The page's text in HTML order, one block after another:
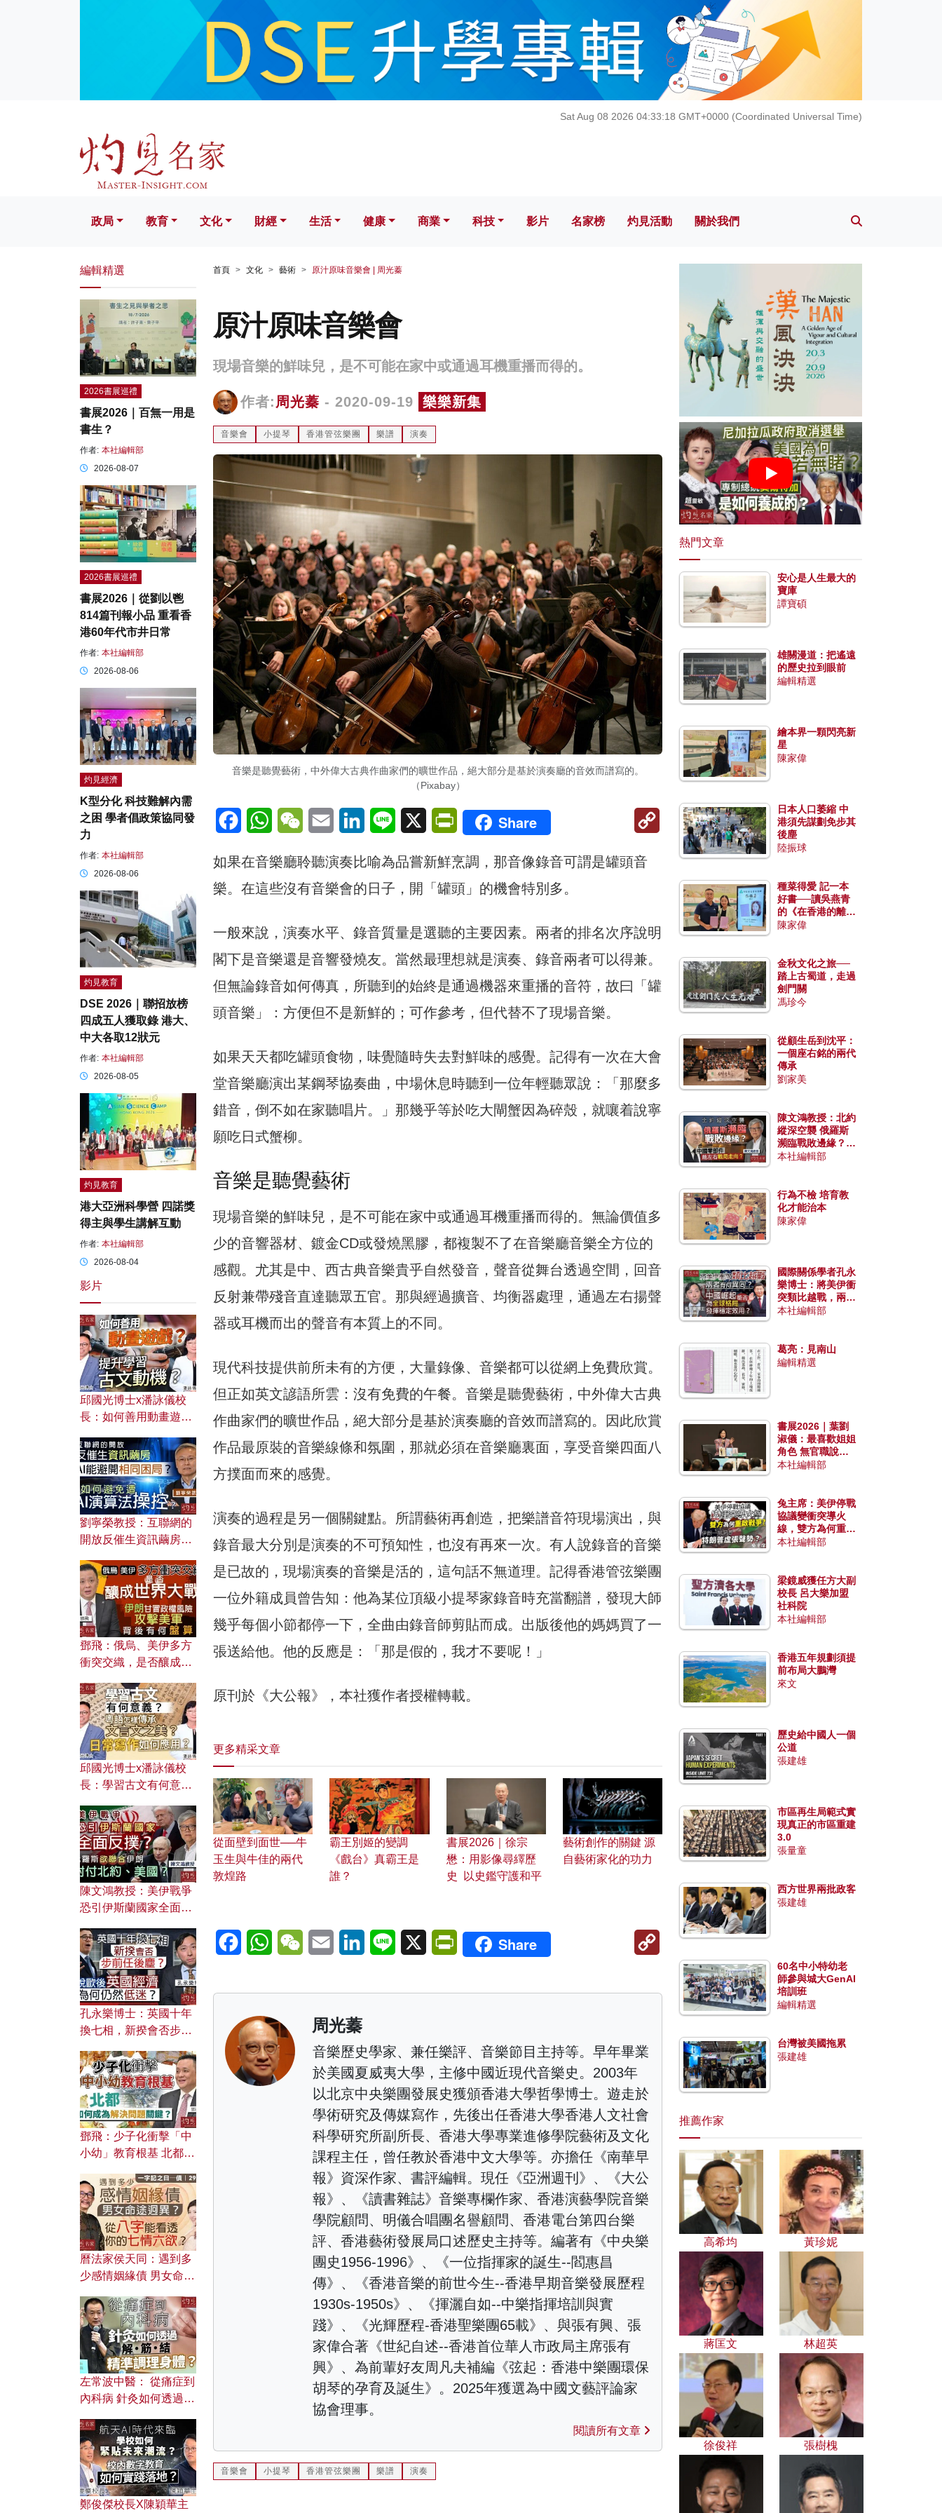
Sat Aug 08 2026 04:33:19 GMT+0000 (Coordinated Universal Time)
文化 財經 生活 健康 科技 影片 名家榜 灼見活動 關於我們
政局 教育 文化 財經 生活 健康 商業 科技 影片 名家榜 灼見活動 關於我們
首頁 文化 藝術 原汁原味音樂會 | 周光蓁
原汁原味音樂會
現場音樂的鮮味兒，是不可能在家中或通過耳機重播而得的。
作者: 周光蓁 - 2020-09-19 樂樂新集
音樂會 小提琴 香港管弦樂團 樂譜 演奏
音樂是聽覺藝術，中外偉大古典作曲家們的曠世作品，絕大部分是基於演奏廳的音效而譜寫的。
（Pixabay）
FacebookWhatsAppWeChatEmail LinkedInLine X PrintFriendly
Share
Copy
如果在音樂廳聆聽演奏比喻為品嘗新鮮烹調，那音像錄音可謂是罐頭音
樂。在這些沒有音樂會的日子，開「罐頭」的機會特別多。
一般來說，演奏水平、錄音質量是選聽的主要因素。兩者的排名次序說明
閣下是音樂還是音響發燒友。當然最理想就是演奏、錄音兩者可以得兼。
但無論錄音如何傳真，所聽到的始終是通過機器來重播的音符，故曰「罐
頭音樂」：方便但不是新鮮的；可作參考，但代替不了現場音樂。
如果天天都吃罐頭食物，味覺隨時失去對鮮味的感覺。記得有一次在大會
堂音樂廳演出某鋼琴協奏曲，中場休息時聽到一位年輕聽眾說：「那麼多
錯音，倒不如在家聽唱片。」那幾乎等於吃大閘蟹因為碎殼，就嚷着說寧
願吃日式蟹柳。
音樂是聽覺藝術
現場音樂的鮮味兒，是不可能在家中或通過耳機重播而得的。無論價值多
少的音響器材、鍍金CD或發燒黑膠，都複製不了在音樂廳音樂全方位的
感觀。尤其是中、西古典音樂貴乎自然發音，聲音從舞台透過空間，回音
反射兼帶殘音直達聽眾五官。那與經過擴音、均衡器處理，通過左右揚聲
器或耳機而出的聲音有本質上的不同。
現代科技提供前所未有的方便，大量錄像、音樂都可以從網上免費欣賞。
但正如英文諺語所雲：沒有免費的午餐。音樂是聽覺藝術，中外偉大古典
作曲家們的曠世作品，絕大部分是基於演奏廳的音效而譜寫的。因此欣賞
作品最原裝的音樂線條和氛圍，那就必須在音樂廳裏面，享受音樂四面八
方撲面而來的感覺。
演奏的過程是另一個關鍵點。所謂藝術再創造，把樂譜音符現場演出，與
錄音最大分別是演奏的不可預知性，也沒有再來一次。有人說錄音的音樂
是已故的，現場演奏的音樂是活的，這句話不無道理。記得香港管弦樂團
一位外籍成員曾告知：他為某位頂級小提琴家錄音時充當翻譜，發現大師
幾乎每個小節都停一下，全曲由錄音師剪貼而成。出版後他的媽媽買了一
張送給他。他的反應是：「那是假的，我才不要呢！」
原刊於《大公報》，本社獲作者授權轉載。
更多精采文章
從面壁到面世──牛
玉生與牛佳的兩代
敦煌路
霸王別姬的變調
《戲台》真霸王是
誰？
書展2026｜徐宗
懋：用影像尋繹歷
史 以史鑑守護和平
藝術創作的關鍵 源
自藝術家化的功力
FacebookWhatsAppWeChatEmail LinkedInLine X PrintFriendly
Share
Copy
周光蓁
音樂歷史學家、兼任樂評、音樂節目主持等。早年畢業
於美國夏威夷大學，主修中國近現代音樂史。2003年
以北京中央樂團發展史獲頒香港大學哲學博士。遊走於
學術研究及傳媒寫作，先後出任香港大學香港人文社會
科學研究所副所長、香港大學專業進修學院藝術及文化
課程主任，曾任教於香港中文大學等。亦擔任《南華早
報》資深作家、書評編輯。現任《亞洲週刊》、《大公
報》、《讀書雜誌》音樂專欄作家、香港演藝學院音樂
學院顧問、明儀合唱團名譽顧問、香港電台第四台樂
評、香港藝術發展局口述歷史主持等。編著有《中央樂
團史1956-1996》、《一位指揮家的誕生--閻惠昌
傳》、《香港音樂的前世今生--香港早期音樂發展歷程
1930s-1950s》、《揮灑自如--中樂指揮培訓與實
踐》、《光輝歷程-香港聖樂團65載》、與張有興、張
家偉合著《世紀自述--香港首位華人市政局主席張有
興》、為前輩好友周凡夫補編《弦起：香港中樂團環保
胡琴的孕育及誕生》。2025年獲選為中國文藝評論家
協會理事。
閱讀所有文章
音樂會 小提琴 香港管弦樂團 樂譜 演奏
編輯精選
2026書展巡禮
書展2026｜百無一用是
書生？
作者: 本社編輯部
2026-08-07
2026書展巡禮
書展2026｜從劉以鬯
814篇刊報小品 重看香
港60年代市井日常
作者: 本社編輯部
2026-08-06
灼見經濟
K型分化 科技難解內需
之困 學者倡政策協同發
力
作者: 本社編輯部
2026-08-06
灼見教育
DSE 2026｜聯招放榜
四成五人獲取錄 港大、
中大各取12狀元
作者: 本社編輯部
2026-08-05
灼見教育
港大亞洲科學營 四諾獎
得主與學生講解互動
作者: 本社編輯部
2026-08-04
影片
邱國光博士x潘詠儀校
長：如何善用動畫遊戲
劉寧榮教授：互聯網的
開放反催生資訊繭房，
何避免遭AI演算法操
控？
鄧飛：俄烏、美伊多方
衝突交織，是否釀成世
風險攻擊美軍，背後有
何盤算？
邱國光博士x潘詠儀校
長：學習古文有何意
文之美？ 日常寫作如何
應用？
陳文鴻教授：美伊戰爭
恐引伊斯蘭國家全面反
對付北約美國？
孔永樂博士：英國十年
換七相，新揆會否步前
濟為何仍然低迷？
鄧飛：少子化衝擊「中
小幼」教育根基 北都如
曆法家侯天同：遇到多
少感情姻緣債 男女命途
的七情六欲？
左常波中醫： 從痛症到
內科病 針灸如何透過解
鄭俊傑校長X陳穎華主
熱門文章
安心是人生最大的
寶庫
譚寶碩
雄關漫道：把遙遠
的歷史拉到眼前
編輯精選
繪本界一顆閃亮新
星
陳家偉
日本人口萎縮 中
港須先謀劃免步其
後塵
陸振球
種菜得愛 記一本
好書──讀吳燕青
的《在香港的離島
種菜》
陳家偉
金秋文化之旅──
踏上古蜀道，走過
劍門關
馮珍今
從顧生岳到沈平：
一個座右銘的兩代
傳承
劉家美
陳文鴻教授：北約
縱深空襲 俄羅斯
瀕臨戰敗邊緣？中
國零部件能左右戰
本社編輯部
行為不檢 培育教
化才能治本
陳家偉
國際關係學者孔永
樂博士：將美伊衝
突類比越戰，兩者
有何異同？中國崛
本社編輯部
葛亮：見南山
編輯精選
書展2026｜葉劉
淑儀：最喜歡姐姐
角色 無官職說話
包袱少
本社編輯部
兔主席：美伊停戰
協議變衝突導火
線，雙方為何重啟
戰爭？伊朗一早洞
本社編輯部
梁鏡威獲任方大副
校長 呂大樂加盟
社科院
本社編輯部
香港五年規劃須提
前布局大鵬灣
來文
歷史給中國人一個
公道
張建雄
市區再生局範式實
現真正的市區重建
3.0
張量童
西方世界兩批政客
張建雄
60名中小特幼老
師參與城大GenAI
培訓班
編輯精選
台灣被美國拖累
張建雄
推薦作家
高希均 黃珍妮
蔣匡文 林超英
徐俊祥 張樹槐